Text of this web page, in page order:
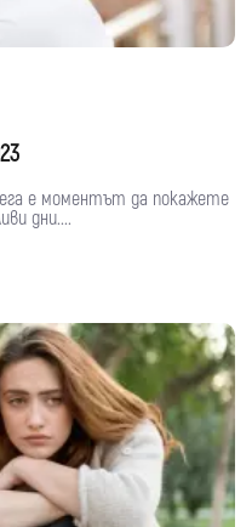
е моментът да покажете
дни....